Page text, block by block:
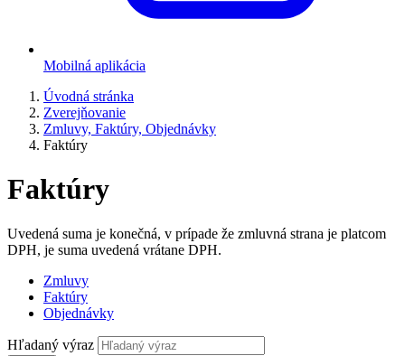
Mobilná aplikácia
Úvodná stránka
Zverejňovanie
Zmluvy, Faktúry, Objednávky
Faktúry
Faktúry
Uvedená suma je konečná, v prípade že zmluvná strana je platcom
DPH, je suma uvedená vrátane DPH.
Zmluvy
Faktúry
Objednávky
Hľadaný výraz